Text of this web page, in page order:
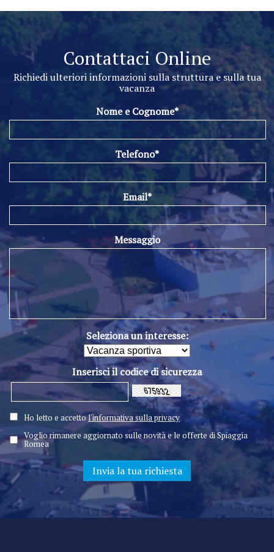
Contattaci Online
Richiedi ulteriori informazioni sulla struttura e sulla tua
vacanza
Nome e Cognome*
Telefono*
Email*
Messaggio
Seleziona un interesse:
Inserisci il codice di sicurezza
Ho letto e accettol'informativa sulla privacy
Voglio rimanere aggiornato sulle novità e le offerte di Spiaggia
Romea